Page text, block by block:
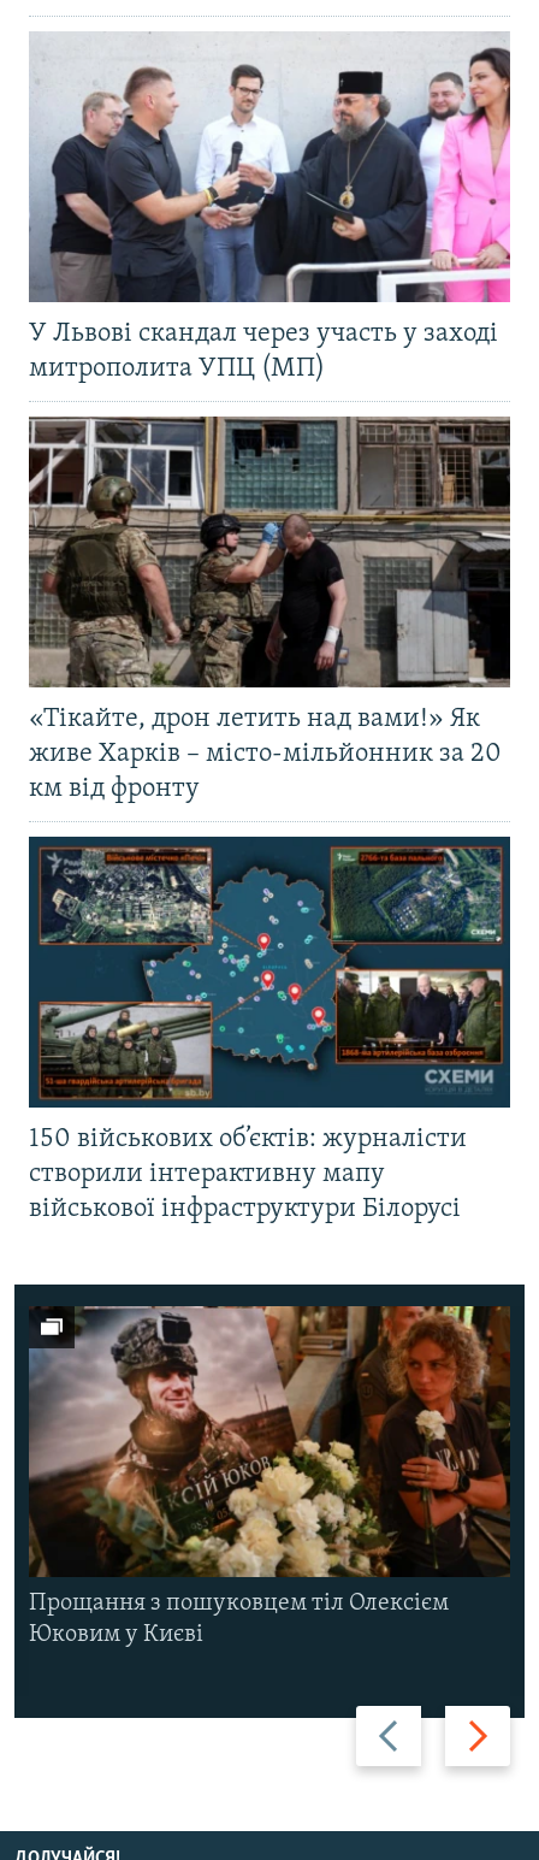
У Львові скандал через участь у заході
митрополита УПЦ (МП)
«Тікайте, дрон летить над вами!» Як
живе Харків – місто-мільйонник за 20
км від фронту
150 військових об’єктів: журналісти
створили інтерактивну мапу
військової інфраструктури Білорусі
Назад Вперед
Прощання з пошуковцем тіл Олексієм
Юковим у Києві